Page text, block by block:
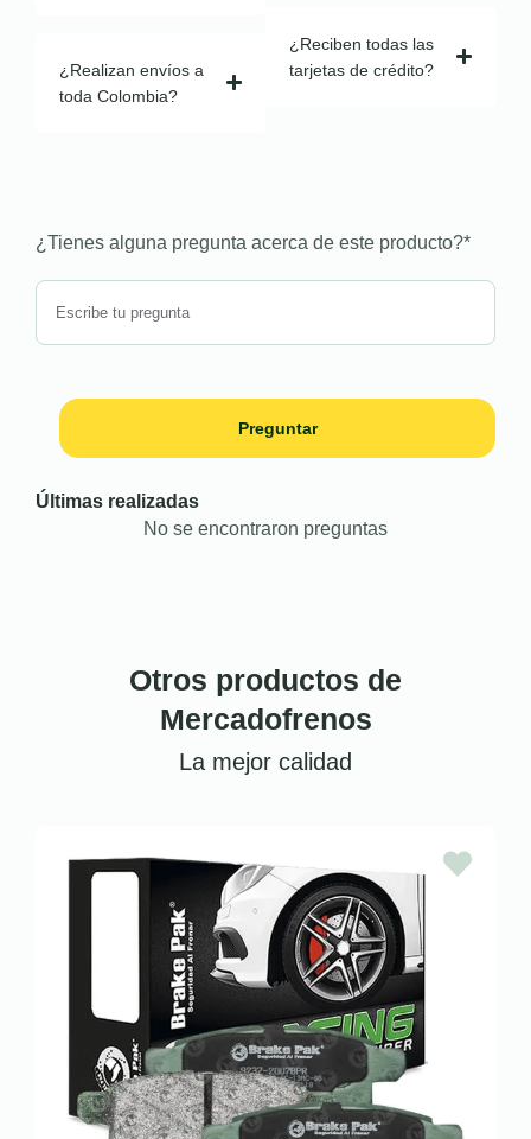
¿Realizan envíos a
toda Colombia?
¿Reciben todas las
tarjetas de crédito?
¿Tienes alguna pregunta acerca de este producto?*
Preguntar
Últimas realizadas
No se encontraron preguntas
Otros productos de
Mercadofrenos
La mejor calidad